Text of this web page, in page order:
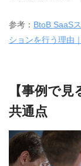
参考： BtoB SaaS
ションを行う理由
【事例で
共通点